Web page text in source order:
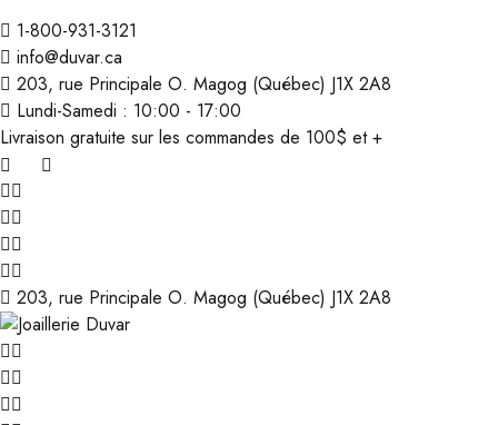
1-800-931-3121
info@duvar.ca
203, rue Principale O. Magog (Québec) J1X 2A8
Lundi-Samedi : 10:00 - 17:00
Livraison gratuite sur les commandes de 100$ et +
203, rue Principale O. Magog (Québec) J1X 2A8